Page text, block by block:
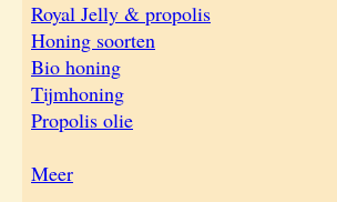
Royal Jelly & propolis
Honing soorten
Bio honing
Tijmhoning
Propolis olie
Meer